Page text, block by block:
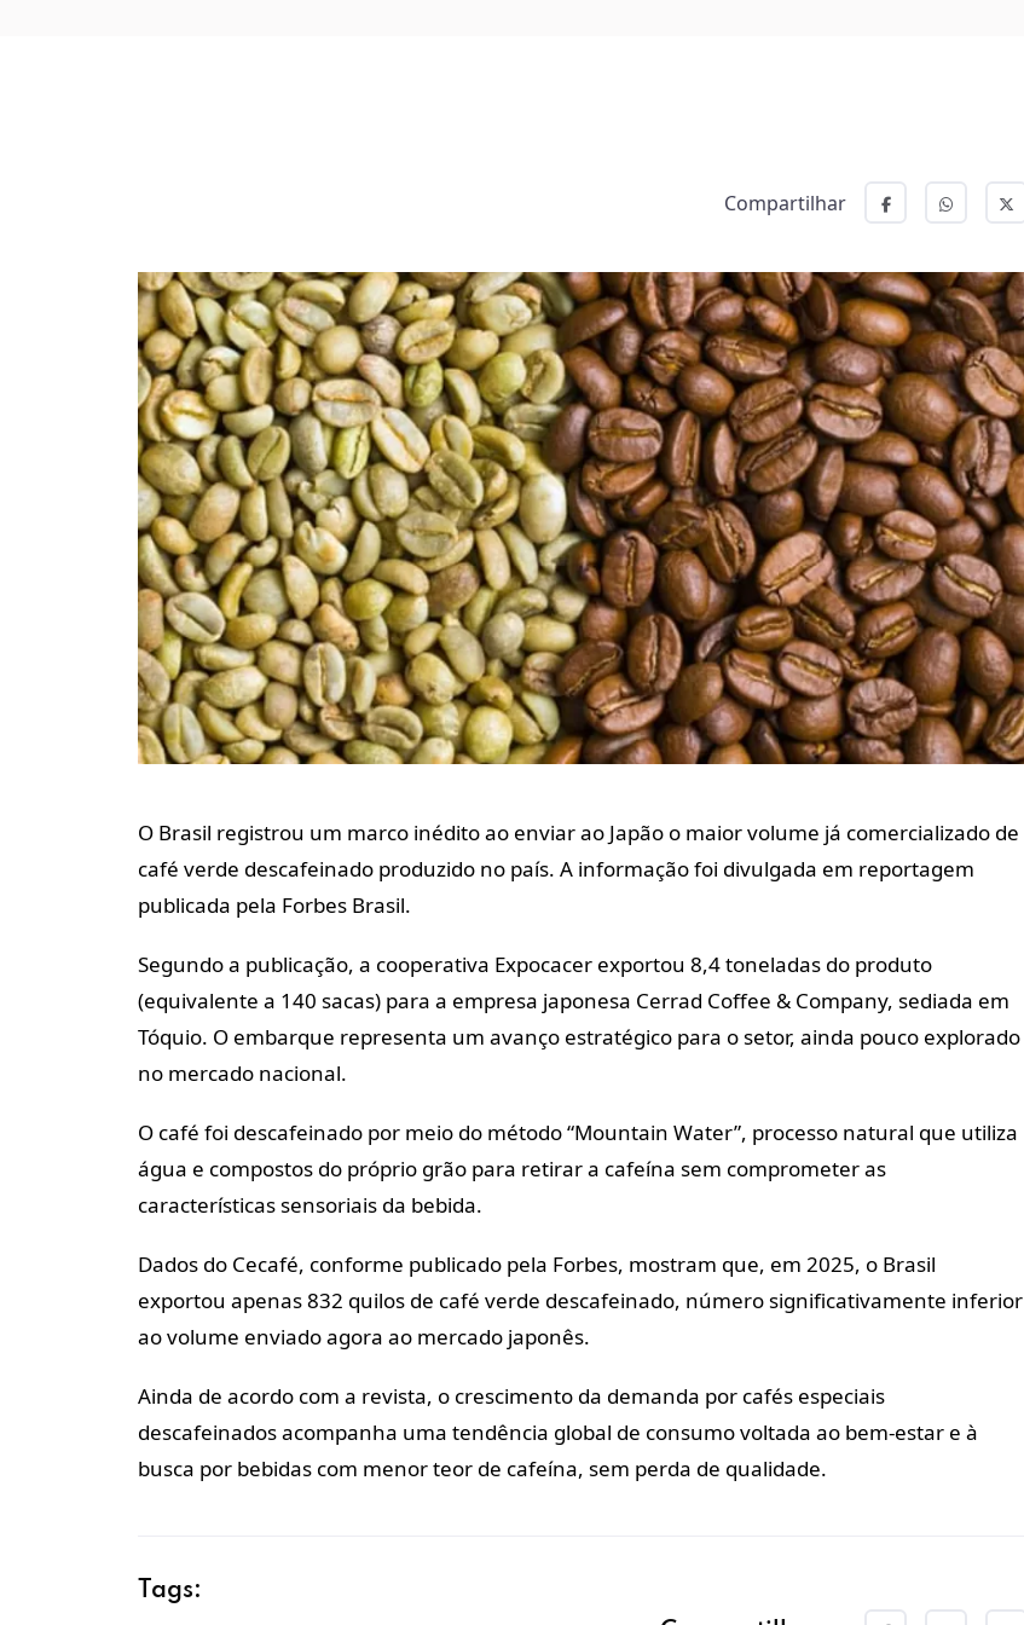
Compartilhar
O Brasil registrou um marco inédito ao enviar ao Japão o maior volume já comercializado de
café verde descafeinado produzido no país. A informação foi divulgada em reportagem
publicada pela Forbes Brasil.
Segundo a publicação, a cooperativa Expocacer exportou 8,4 toneladas do produto
(equivalente a 140 sacas) para a empresa japonesa Cerrad Coffee & Company, sediada em
Tóquio. O embarque representa um avanço estratégico para o setor, ainda pouco explorado
no mercado nacional.
O café foi descafeinado por meio do método “Mountain Water”, processo natural que utiliza
água e compostos do próprio grão para retirar a cafeína sem comprometer as
características sensoriais da bebida.
Dados do Cecafé, conforme publicado pela Forbes, mostram que, em 2025, o Brasil
exportou apenas 832 quilos de café verde descafeinado, número significativamente inferior
ao volume enviado agora ao mercado japonês.
Ainda de acordo com a revista, o crescimento da demanda por cafés especiais
descafeinados acompanha uma tendência global de consumo voltada ao bem-estar e à
busca por bebidas com menor teor de cafeína, sem perda de qualidade.
Tags: